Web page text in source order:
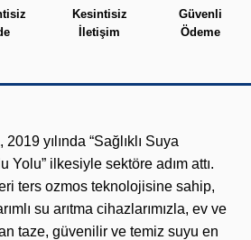
Kesintisiz
İletişim
Güvenli
Ödeme
, 2019 yılında “Sağlıklı Suya
Yolu” ilkesiyle sektöre adım attı.
ters ozmos teknolojisine sahip,
su arıtma cihazlarımızla, ev ve
taze, güvenilir ve temiz suyu en